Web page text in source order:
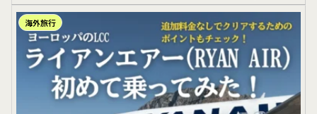
海外旅行